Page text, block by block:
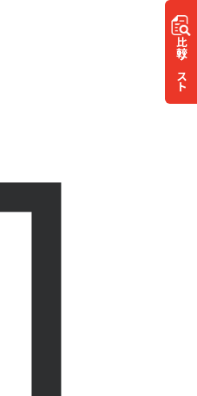
比較
リスト